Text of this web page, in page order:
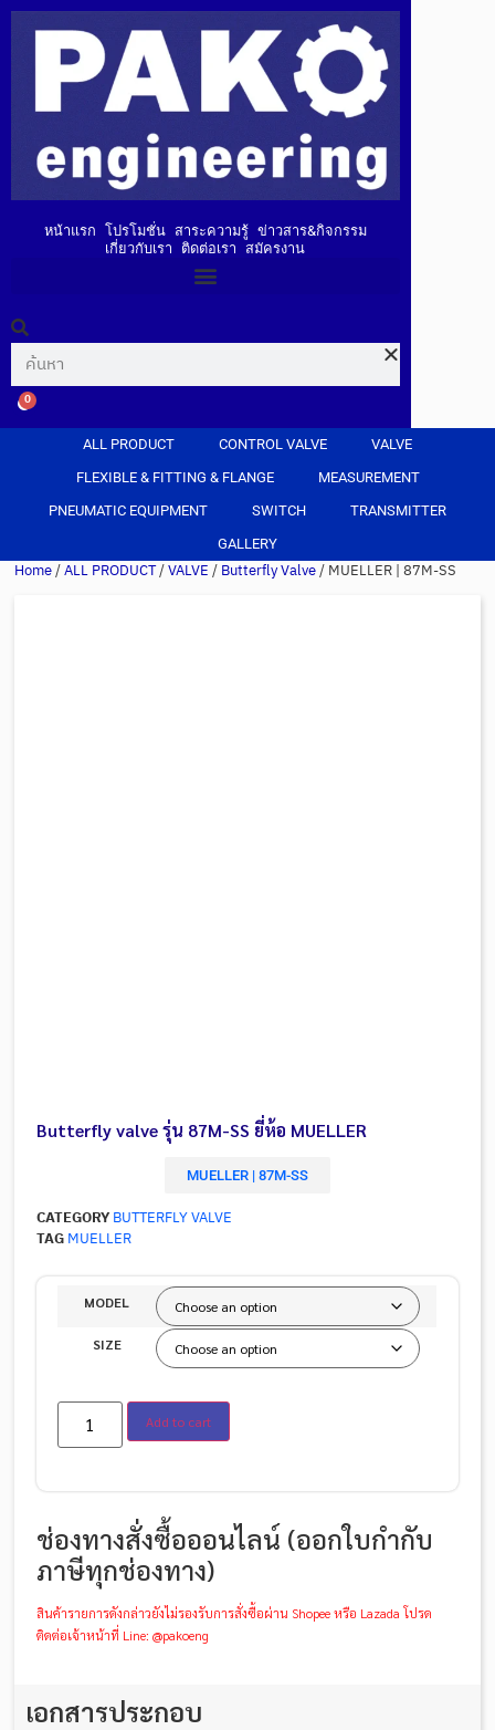
หน้าแรก โปรโมชั่น สาระความรู้ ข่าวสาร&กิจกรรม
เกี่ยวกับเรา
ติดต่อเรา สมัครงาน
0
ALL PRODUCT CONTROL VALVE
VALVE
FLEXIBLE & FITTING & FLANGE
MEASUREMENT
PNEUMATIC EQUIPMENT
SWITCH
TRANSMITTER
GALLERY
Home/ALL PRODUCT/VALVE/Butterfly Valve/ MUELLER | 87M-SS
Butterfly valve รุ่น 87M-SS ยี่ห้อ MUELLER
MUELLER | 87M-SS
CATEGORYBUTTERFLY VALVE
TAGMUELLER
MODEL
SIZE
Add to cart
ช่องทางสั่งซื้อออนไลน์ (ออกใบกำกับ
ภาษีทุกช่องทาง)
สินค้ารายการดังกล่าวยังไม่รองรับการสั่งซื้อผ่าน Shopee หรือ Lazada โปรด
ติดต่อเจ้าหน้าที่ Line: @pakoeng
เอกสารประกอบ